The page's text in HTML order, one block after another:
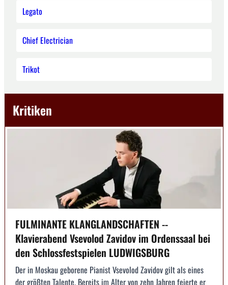
Legato
Chief Electrician
Trikot
Kritiken
FULMINANTE KLANGLANDSCHAFTEN --
Klavierabend Vsevolod Zavidov im Ordenssaal bei
den Schlossfestspielen LUDWIGSBURG
Der in Moskau geborene Pianist Vsevolod Zavidov gilt als eines
der größten Talente. Bereits im Alter von zehn Jahren feierte er